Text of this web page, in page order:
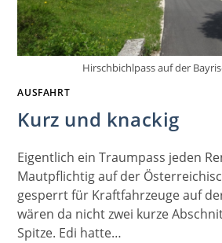
Hirschbichlpass auf der
AUSFAHRT
Kurz und knackig
Eigentlich ein Traumpass jeden
Mautpflichtig auf der
gesperrt für Kraftfahrzeuge auf
wären da nicht zwei kurze
Spitze. Edi hatte…